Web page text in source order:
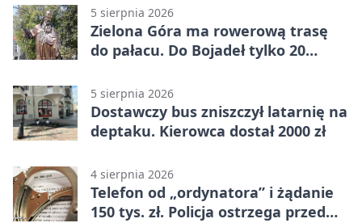
5 sierpnia 2026
Zielona Góra ma rowerową trasę
do pałacu. Do Bojadeł tylko 20
5 sierpnia 2026
Dostawczy bus zniszczył latarnię na
deptaku. Kierowca dostał 2000 zł
4 sierpnia 2026
Telefon od „ordynatora” i żądanie
150 tys. zł. Policja ostrzega przed